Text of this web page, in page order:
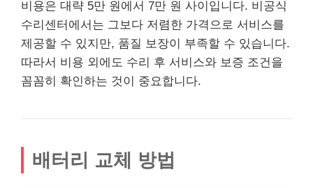
비용은 대략 5만 원에서 7만 원 사이입니다. 비공식
수리센터에서는 그보다 저렴한 가격으로 서비스를
제공할 수 있지만, 품질 보장이 부족할 수 있습니다.
따라서 비용 외에도 수리 후 서비스와 보증 조건을
꼼꼼히 확인하는 것이 중요합니다.
배터리 교체 방법